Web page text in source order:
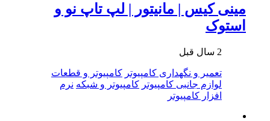
مینی کیس | مانیتور | لپ تاپ نو و
استوک
2 سال قبل
تعمیر و نگهداری کامپیوتر کامپیوتر و قطعات
لوازم جانبی کامپیوتر کامپیوتر و شبکه نرم
افزار کامپیوتر